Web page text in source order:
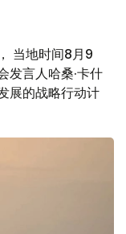
当地时间8月9
发言人哈桑·卡什
展的战略行动计